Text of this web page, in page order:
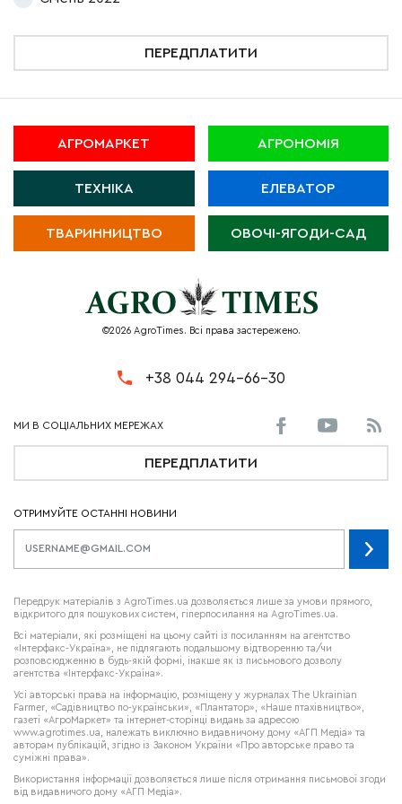
ПЕРЕДПЛАТИТИ
АГРОМАРКЕТ АГРОНОМІЯ
ТЕХНІКА ЕЛЕВАТОР
ТВАРИННИЦТВО ОВОЧІ-ЯГОДИ-САД
©2026 AgroTimes. Всі права застережено.
+38 044 294-66-30
ПЕРЕДПЛАТИТИ
ОТРИМУЙТЕ ОСТАННІ НОВИНИ
Передрук матеріалів з AgroTimes.ua дозволяється лише за умови прямого,
відкритого для пошукових систем, гіперпосилання на AgroTimes.ua.
Всі матеріали, які розміщені на цьому сайті із посиланням на агентство
«Інтерфакс-Україна», не підлягають подальшому відтворенню та/чи
розповсюдженню в будь-якій формі, інакше як із письмового дозволу
агентства «Інтерфакс-Україна».
Усі авторські права на інформацію, розміщену у журналах The Ukrainian
Farmer , «Садівництво по-українськи», «Плантатор», «Наше птахівництво»,
газеті «АгроМаркет» та інтернет-сторінці видань за адресою
www.agrotimes.ua,
належать виключно видавничому дому «АГП Медіа» та
авторам публікацій, згідно із Законом України «Про авторське право та
суміжні права».
Використання інформації дозволяється лише після отримання письмової згоди
від видавничого дому «АГП Медіа».